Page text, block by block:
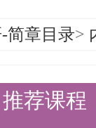
简章目录>
推荐课程